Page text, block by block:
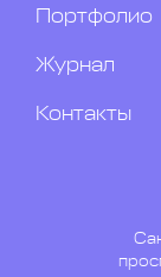
Портфолио
Журнал
Контакты